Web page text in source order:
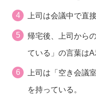
上司は会議中で直
帰宅後、上司から
ている」の言葉はA
上司は「空き会議
を持っている。